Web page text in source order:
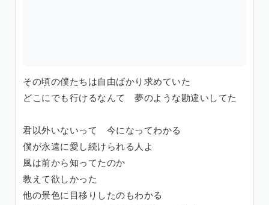
その頃の僕たちは自由ばかり求めていた
どこにでも行けるなんて 夢のような勘違いしてた
君以外いないって 今になってわかる
僕が永遠に愛し続けられる人よ
風は前から知ってたのか
教えて欲しかった
他の景色に目移りしたのもわかる